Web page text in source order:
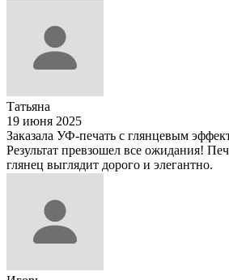
Татьяна
19 июня 2025
Заказала УФ-печать с глянцевым
Результат превзошел все ожидания!
глянец выглядит дорого и элегантно.